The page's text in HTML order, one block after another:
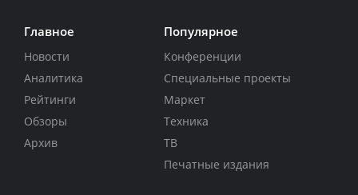
Главное
Новости
Аналитика
Рейтинги
Обзоры
Архив
Популярное
Конференции
Специальные проекты
Маркет
Техника
ТВ
Печатные издания